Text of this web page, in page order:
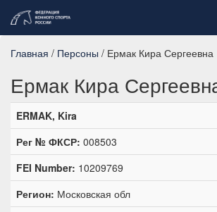
Главная / Персоны / Ермак Кира Сергеевна
Ермак Кира
ERMAK, Kira
Рег № ФКСР: 008503
FEI Number: 10209769
Регион: Московская обл